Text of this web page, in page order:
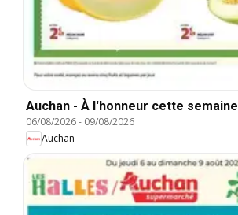
Auchan - À l'honneur cette semaine
06/08/2026- 09/08/2026
Auchan